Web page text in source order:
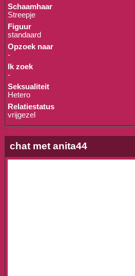
Schaamhaar
Streepje
Figuur
standaard
Opzoek naar
-
Ik zoek
-
Seksualiteit
Hetero
Relatiestatus
vrijgezel
chat met anita44